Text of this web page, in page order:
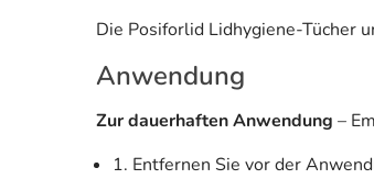
Die Posiforlid Lidhygiene-Tücher
Anwendung
Zur dauerhaften Anwendung –
1. Entfernen Sie vor der